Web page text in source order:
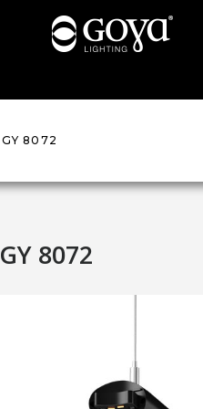
GY 8072
GY 8072